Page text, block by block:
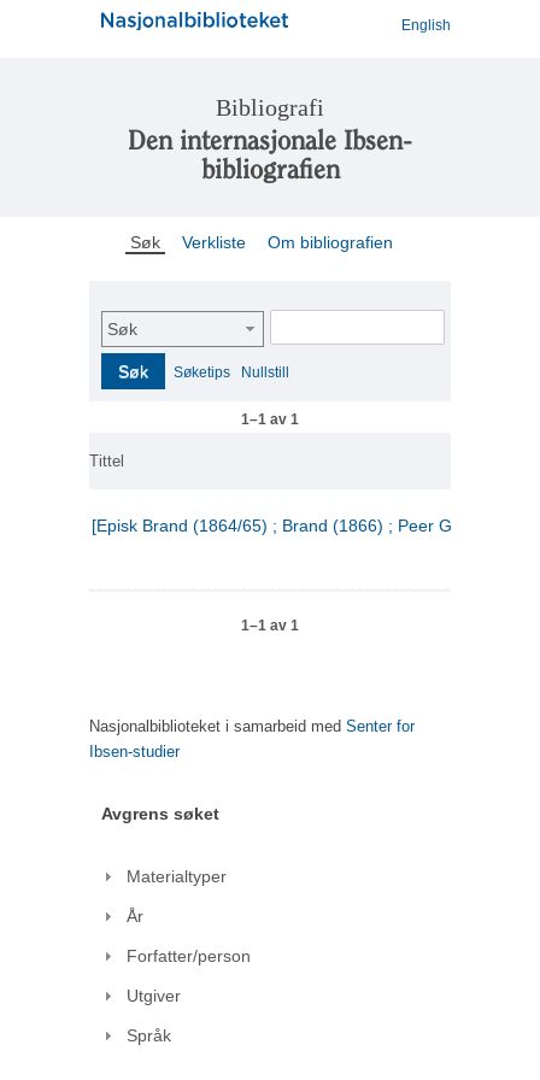
English
Bibliografi
Den internasjonale Ibsen-
bibliografien
Søk Verkliste Om bibliografien
Søk
Søk Søketips Nullstill
1–1 av 1
Tittel
[Episk Brand (1864/65) ; Brand (1866) ; Peer Gynt (1867)]
1–1 av 1
Nasjonalbiblioteket i samarbeid med Senter for
Ibsen-studier
Avgrens søket
Materialtyper
År
Forfatter/person
Utgiver
Språk